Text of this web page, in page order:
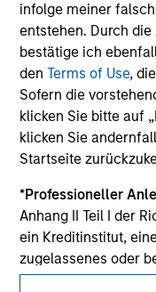
infolge meiner
entstehen. Durch
bestätige ich
denTerms of Use,
Sofern die
klicken Sie bitte auf
klicken Sie
Startseite
*Professioneller
Anhang II Teil I der
ein Kreditinstitut,
zugelassenes oder
Please refer to the
information on the
considerations.